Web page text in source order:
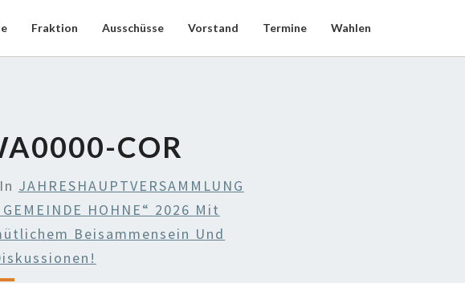
Fraktion Ausschüsse Vorstand Termine Wahlen
COR
In JAHRESHAUPTVERSAMMLUNG
GEMEINDE HOHNE“ 2026 Mit
Beisammensein Und